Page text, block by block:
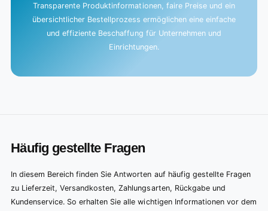
Transparente Produktinformationen, faire Preise und ein
übersichtlicher Bestellprozess ermöglichen eine einfache
und effiziente Beschaffung für Unternehmen und
Einrichtungen.
Häufig gestellte Fragen
In diesem Bereich finden Sie Antworten auf häufig gestellte Fragen
zu Lieferzeit, Versandkosten, Zahlungsarten, Rückgabe und
Kundenservice. So erhalten Sie alle wichtigen Informationen vor dem